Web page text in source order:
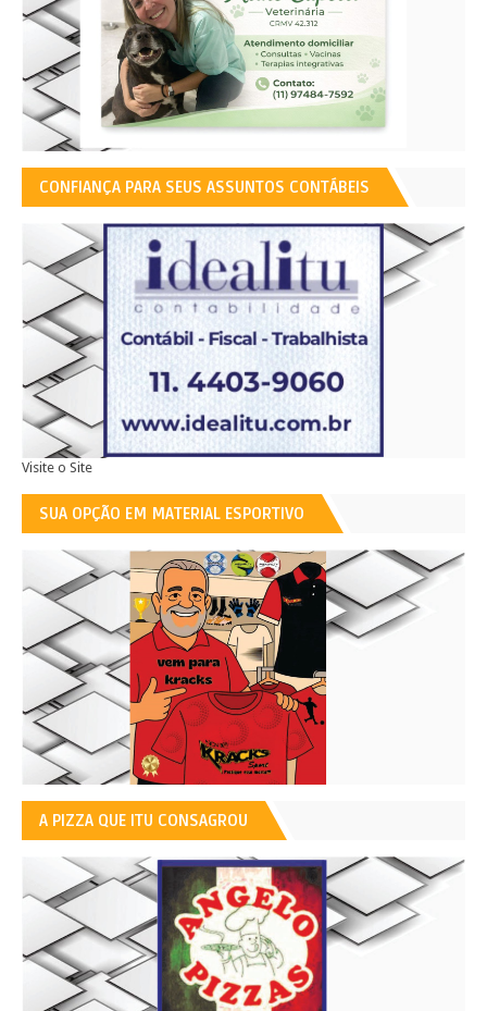
CONFIANÇA PARA SEUS ASSUNTOS CONTÁBEIS
Visite o Site
SUA OPÇÃO EM MATERIAL ESPORTIVO
A PIZZA QUE ITU CONSAGROU